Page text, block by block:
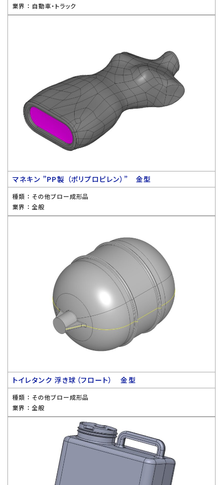
業界 ： 自動車・トラック
マネキン ”PP製 （ポリプロピレン）” 金型
種類 ： その他ブロー成形品
業界 ： 全般
トイレタンク 浮き球（フロート） 金型
種類 ： その他ブロー成形品
業界 ： 全般